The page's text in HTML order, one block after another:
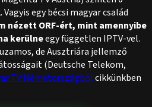
egy bécsi magyar család
nézett ORF-ért, mint amennyibe
kerülneegy független IPTV-vel.
de Ausztriára jellemző
(Deutsche Telekom,
TV Németországbólcikkünkben